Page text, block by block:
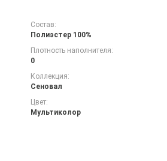
Состав:
Полиэстер 100%
Плотность наполнителя:
0
Коллекция:
Сеновал
Цвет:
Мультиколор